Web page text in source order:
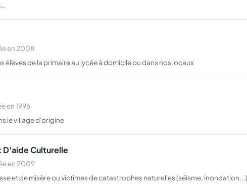
en 2008
de la primaire au lycée à domicile ou dans nos locaux
en 1996
le village d'origine
D'aide Culturelle
en 2009
et de misère ou victimes de catastrophes naturelles (séisme,